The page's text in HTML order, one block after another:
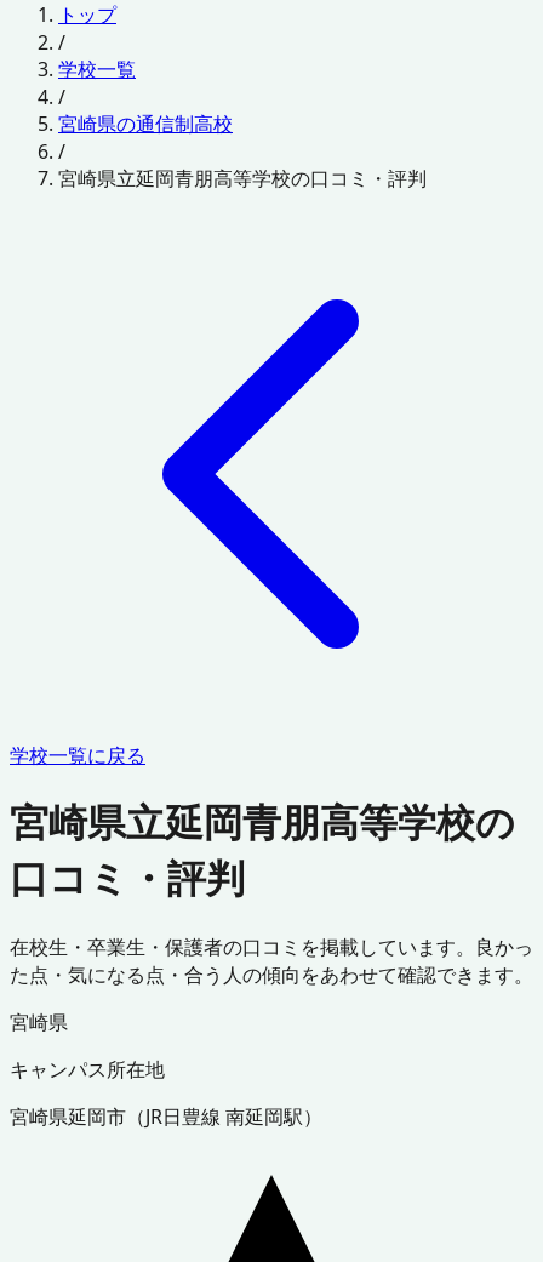
トップ
/
学校一覧
/
宮崎県の通信制高校
/
宮崎県立延岡青朋高等学校の口コミ・評判
学校一覧に戻る
宮崎県立延岡青朋高等学校の
口コミ・評判
在校生・卒業生・保護者の口コミを掲載しています。良かっ
た点・気になる点・合う人の傾向をあわせて確認できます。
宮崎県
キャンパス所在地
宮崎県延岡市 （JR日豊線 南延岡駅）